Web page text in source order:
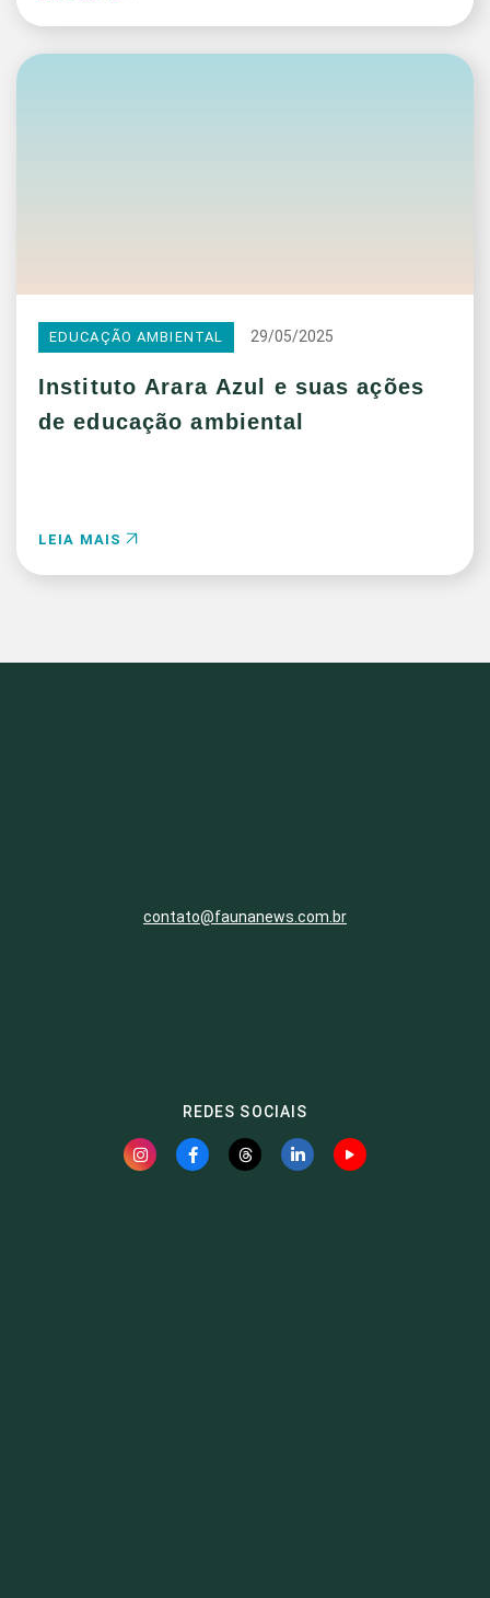
EDUCAÇÃO AMBIENTAL 29/05/2025
Instituto Arara Azul e suas ações
de educação ambiental
LEIA MAIS
contato@faunanews.com.br
REDES SOCIAIS